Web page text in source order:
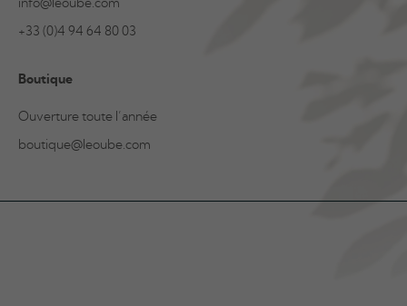
info@leoube.com
+33 (0)4 94 64 80 03
Boutique
Ouverture toute l’année
boutique@leoube.com